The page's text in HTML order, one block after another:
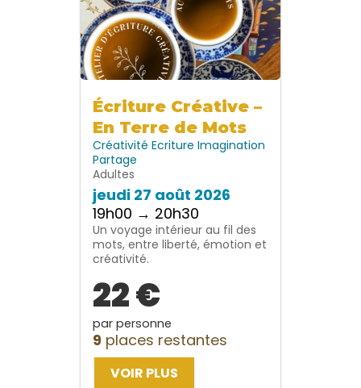
Écriture Créative –
En Terre de Mots
Créativité Ecriture Imagination
Partage
Adultes
jeudi 27 août 2026
19h00 → 20h30
Un voyage intérieur au fil des
mots, entre liberté, émotion et
créativité.
22 €
par personne
9 places restantes
VOIR PLUS